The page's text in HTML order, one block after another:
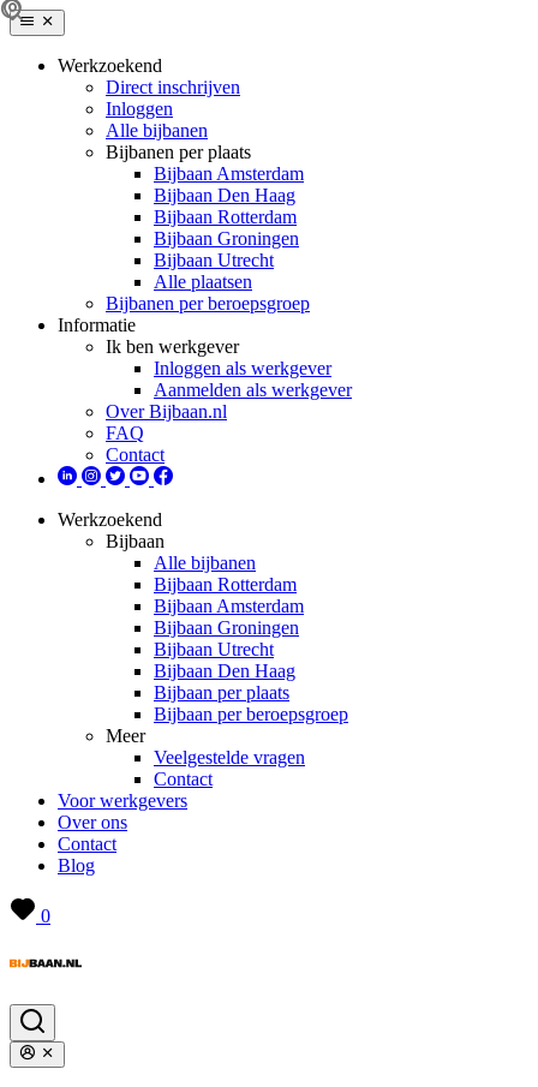
Werkzoekend
Direct inschrijven
Inloggen
Alle bijbanen
Bijbanen per plaats
Bijbaan Amsterdam
Bijbaan Den Haag
Bijbaan Rotterdam
Bijbaan Groningen
Bijbaan Utrecht
Alle plaatsen
Bijbanen per beroepsgroep
Informatie
Ik ben werkgever
Inloggen als werkgever
Aanmelden als werkgever
Over Bijbaan.nl
FAQ
Contact
Werkzoekend
Bijbaan
Alle bijbanen
Bijbaan Rotterdam
Bijbaan Amsterdam
Bijbaan Groningen
Bijbaan Utrecht
Bijbaan Den Haag
Bijbaan per plaats
Bijbaan per beroepsgroep
Meer
Veelgestelde vragen
Contact
Voor werkgevers
Over ons
Contact
Blog
0